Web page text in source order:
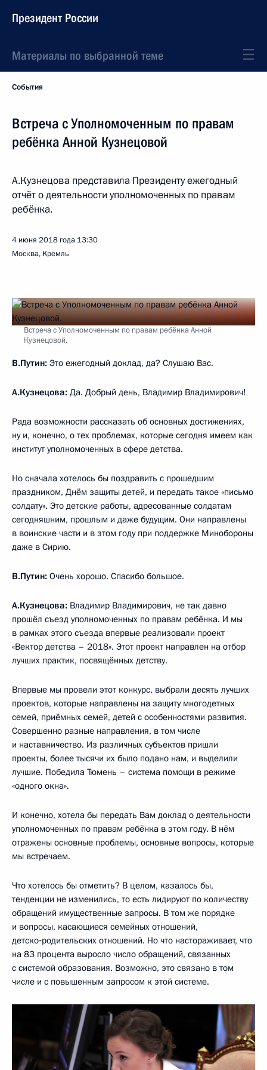
Президент России
Материалы по выбранной теме
События
Встреча с Уполномоченным по правам
ребёнка Анной Кузнецовой
А.Кузнецова представила Президенту ежегодный
отчёт о деятельности уполномоченных по правам
ребёнка.
4 июня 2018 года 13:30
Москва, Кремль
Встреча с Уполномоченным по правам ребёнка Анной
Кузнецовой.
В.Путин: Это ежегодный доклад, да? Слушаю Вас.
А.Кузнецова: Да. Добрый день, Владимир Владимирович!
Рада возможности рассказать об основных достижениях,
ну и, конечно, о тех проблемах, которые сегодня имеем как
институт уполномоченных в сфере детства.
Но сначала хотелось бы поздравить с прошедшим
праздником, Днём защиты детей, и передать такое «письмо
солдату». Это детские работы, адресованные солдатам
сегодняшним, прошлым и даже будущим. Они направлены
в воинские части и в этом году при поддержке Минобороны
даже в Сирию.
В.Путин: Очень хорошо. Спасибо большое.
А.Кузнецова: Владимир Владимирович, не так давно
прошёл съезд уполномоченных по правам ребёнка. И мы
в рамках этого съезда впервые реализовали проект
«Вектор детства – 2018». Этот проект направлен на отбор
лучших практик, посвящённых детству.
Впервые мы провели этот конкурс, выбрали десять лучших
проектов, которые направлены на защиту многодетных
семей, приёмных семей, детей с особенностями развития.
Совершенно разные направления, в том числе
и наставничество. Из различных субъектов пришли
проекты, более тысячи их было подано нам, и выделили
лучшие. Победила Тюмень – система помощи в режиме
«одного окна».
И конечно, хотела бы передать Вам доклад о деятельности
уполномоченных по правам ребёнка в этом году. В нём
отражены основные проблемы, основные вопросы, которые
мы встречаем.
Что хотелось бы отметить? В целом, казалось бы,
тенденции не изменились, то есть лидируют по количеству
обращений имущественные запросы. В том же порядке
и вопросы, касающиеся семейных отношений,
детско‑родительских отношений. Но что настораживает, что
на 83 процента выросло число обращений, связанных
с системой образования. Возможно, это связано в том
числе и с повышенным запросом к этой системе.